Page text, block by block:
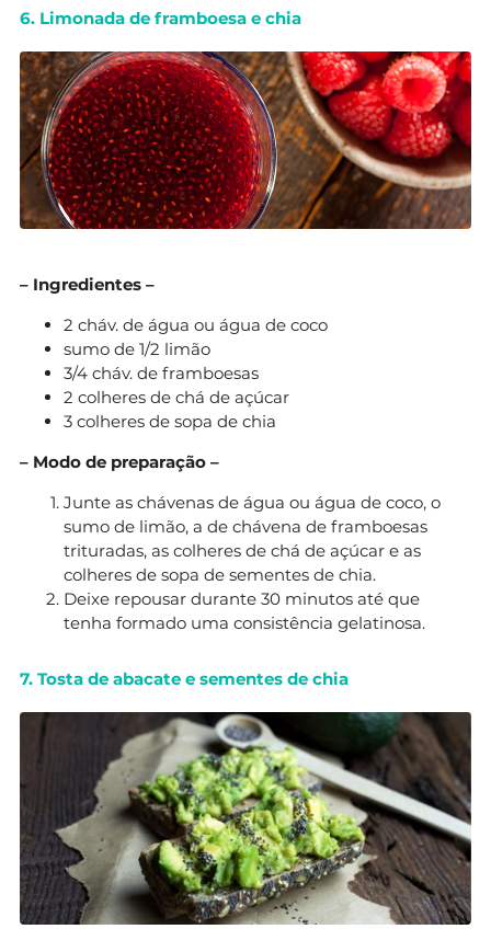
6. Limonada de framboesa e chia
– Ingredientes –
2 cháv. de água ou água de coco
sumo de 1/2 limão
3/4 cháv. de framboesas
2 colheres de chá de açúcar
3 colheres de sopa de chia
– Modo de preparação –
Junte as chávenas de água ou água de coco, o
sumo de limão, a de chávena de framboesas
trituradas, as colheres de chá de açúcar e as
colheres de sopa de sementes de chia.
Deixe repousar durante 30 minutos até que
tenha formado uma consistência gelatinosa.
7. Tosta de abacate e sementes de chia